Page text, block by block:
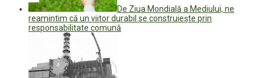
De Ziua Mondială a Mediului, ne
reamintim că un viitor durabil se construiește prin
responsabilitate comună